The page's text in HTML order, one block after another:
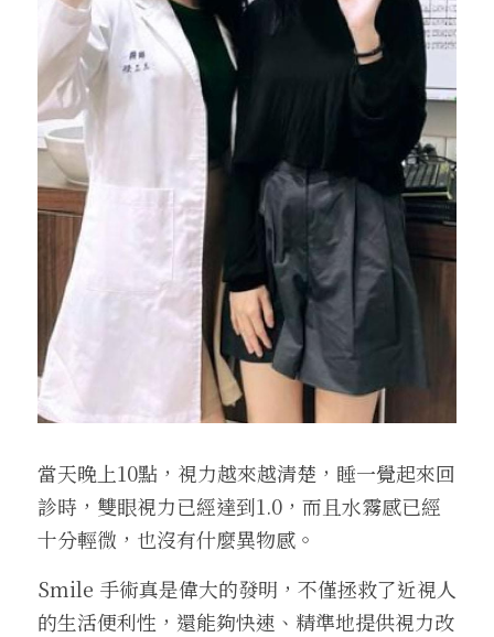
當天晚上10點，視力越來越清楚，睡一覺起來回
診時，雙眼視力已經達到1.0，而且水霧感已經
十分輕微，也沒有什麼異物感。
Smile 手術真是偉大的發明，不僅拯救了近視人
的生活便利性，還能夠快速、精準地提供視力改